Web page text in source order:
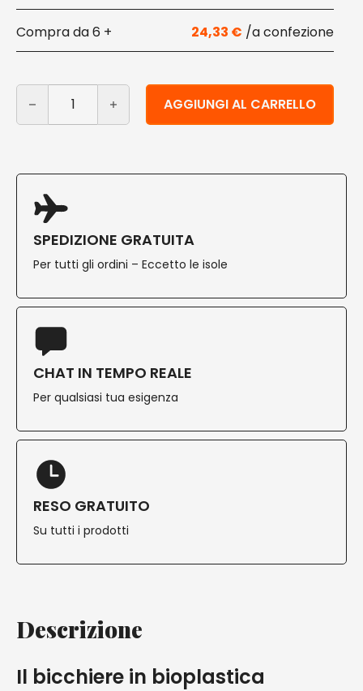
6 + 24,33 €
Bicchieri bevande fredde biodegradabili 320 ml 100
AGGIUNGI AL CARRELLO
Alternative:
SPEDIZIONE GRATUITA
Per tutti gli ordini – Eccetto le isole
CHAT IN TEMPO REALE
Per qualsiasi tua esigenza
RESO GRATUITO
Su tutti i prodotti
Descrizione
Il bicchiere in bioplastica